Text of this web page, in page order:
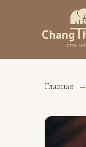
Главная →